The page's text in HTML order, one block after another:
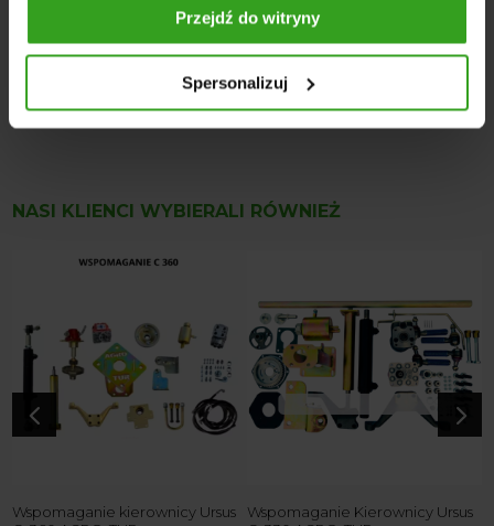
Przejdź do witryny
Spersonalizuj
Pompa wspomagania: montowana na przedniej
Siłownik: poprzeczny, dwustronnego działania
NASI KLIENCI WYBIERALI RÓWNIEŻ
4
Wspomaganie kierownicy Ursus
Wspomaganie Kierownicy Ursus
5